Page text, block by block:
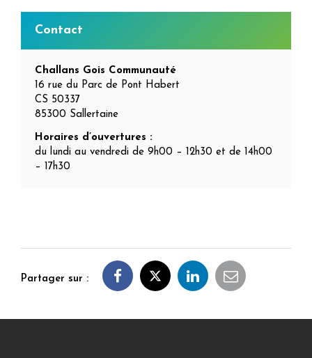
Informations
complémentaires
Contact
Challans Gois Communauté
16 rue du Parc de Pont Habert
CS 50337
85300 Sallertaine
Horaires d’ouvertures :
du lundi au vendredi de 9h00 – 12h30 et de 14h00
– 17h30
Partager sur :